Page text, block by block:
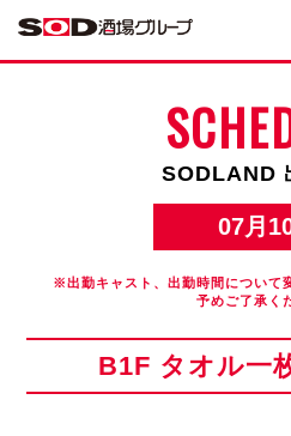
SODLAND
07月
※出勤キャスト、出勤時間について
予めご了承く
B1F タオル一